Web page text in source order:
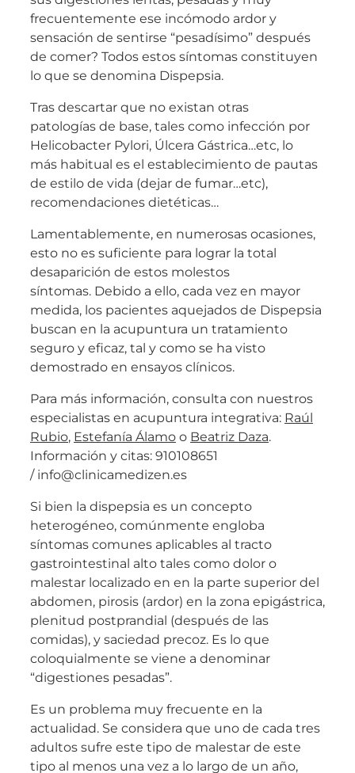
frecuentemente ese incómodo ardor y
sensación de sentirse “pesadísimo” después
de comer? Todos estos síntomas constituyen
lo que se denomina Dispepsia.
Tras descartar que no existan otras
patologías de base, tales como infección por
Helicobacter Pylori, Úlcera Gástrica…etc, lo
más habitual es el establecimiento de pautas
de estilo de vida (dejar de fumar…etc),
recomendaciones dietéticas…
Lamentablemente, en numerosas ocasiones,
esto no es suficiente para lograr la total
desaparición de estos molestos
síntomas. Debido a ello, cada vez en mayor
medida, los pacientes aquejados de Dispepsia
buscan en la acupuntura un tratamiento
seguro y eficaz, tal y como se ha visto
demostrado en ensayos clínicos.
Para más información, consulta con nuestros
especialistas en acupuntura integrativa: Raúl
Rubio, Estefanía Álamo o Beatriz Daza.
Información y citas: 910108651
/ info@clinicamedizen.es
Si bien la dispepsia es un concepto
heterogéneo, comúnmente engloba
síntomas comunes aplicables al tracto
gastrointestinal alto tales como dolor o
malestar localizado en en la parte superior del
abdomen, pirosis (ardor) en la zona epigástrica,
plenitud postprandial (después de las
comidas), y saciedad precoz. Es lo que
coloquialmente se viene a denominar
“digestiones pesadas”.
Es un problema muy frecuente en la
actualidad. Se considera que uno de cada tres
adultos sufre este tipo de malestar de este
tipo al menos una vez a lo largo de un año,